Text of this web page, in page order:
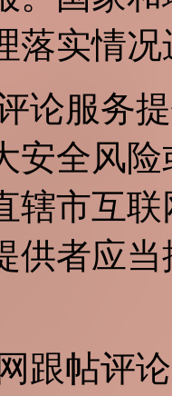
落实情
论服务
安全风
辖市互
供者应
跟帖评